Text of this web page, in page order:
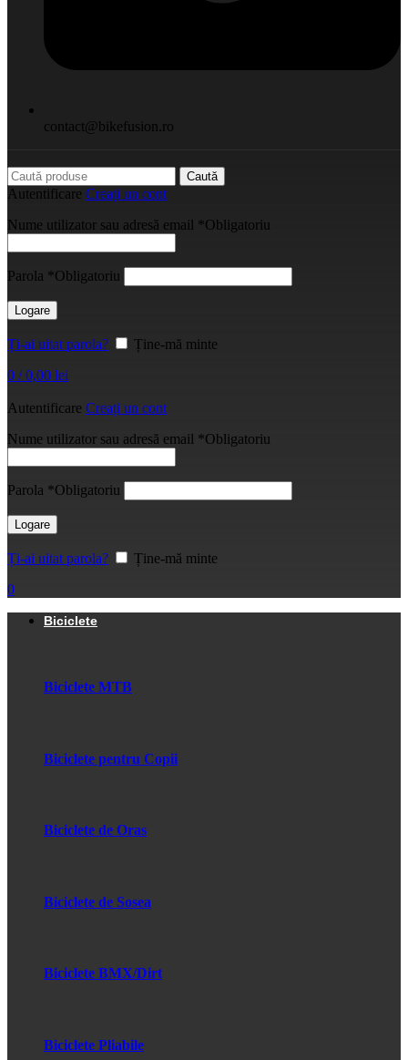
contact@bikefusion.ro
Caută
Autentificare Creați un cont
Nume utilizator sau adresă email *Obligatoriu
Parola *Obligatoriu
Logare
Ți-ai uitat parola?
Ține-mă minte
0 / 0,00 lei
Autentificare Creați un cont
Nume utilizator sau adresă email *Obligatoriu
Parola *Obligatoriu
Logare
Ți-ai uitat parola?
Ține-mă minte
0
Biciclete
Biciclete MTB
Biciclete pentru Copii
Biciclete de Oras
Biciclete de Sosea
Biciclete BMX/Dirt
Biciclete Pliabile